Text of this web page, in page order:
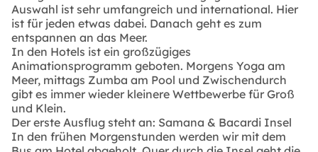
Auswahl ist sehr umfangreich und international. Hier
ist für jeden etwas dabei. Danach geht es zum
entspannen an das Meer.
In den Hotels ist ein großzügiges
Animationsprogramm geboten. Morgens Yoga am
Meer, mittags Zumba am Pool und Zwischendurch
gibt es immer wieder kleinere Wettbewerbe für Groß
und Klein.
Der erste Ausflug steht an: Samana & Bacardi Insel
In den frühen Morgenstunden werden wir mit dem